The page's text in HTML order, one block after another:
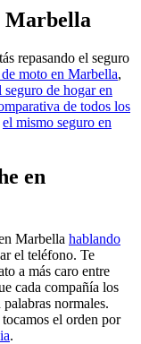
Marbella
repasando el seguro
moto en Marbella,
seguro de hogar en
de todos los
el mismo seguro en
en
Marbella hablando
el teléfono. Te
a más caro entre
cada compañía los
normales.
el orden por
.